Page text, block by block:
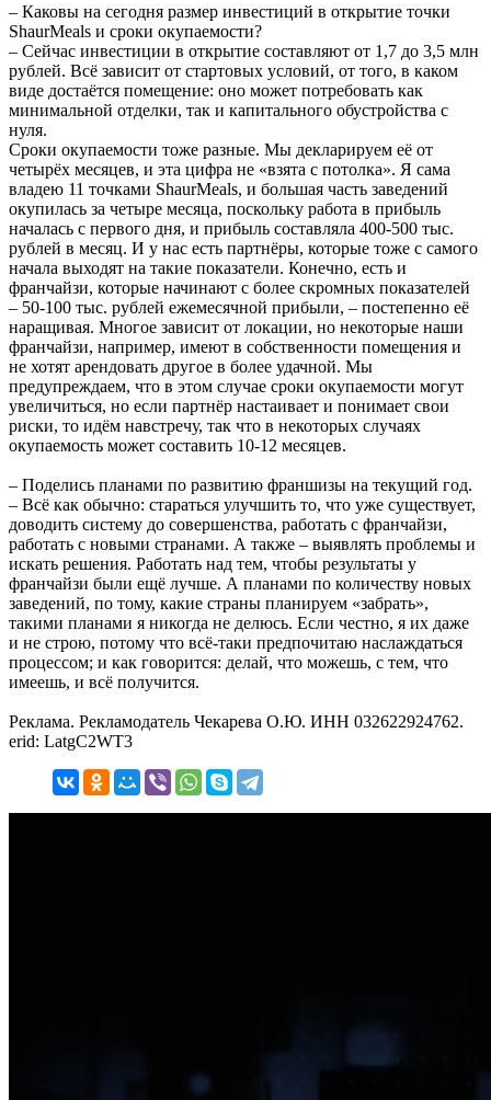
– Каковы на сегодня размер инвестиций в открытие точки
ShaurMeals и сроки окупаемости?
– Сейчас инвестиции в открытие составляют от 1,7 до 3,5 млн
рублей. Всё зависит от стартовых условий, от того, в каком
виде достаётся помещение: оно может потребовать как
минимальной отделки, так и капитального обустройства с
нуля.
Сроки окупаемости тоже разные. Мы декларируем её от
четырёх месяцев, и эта цифра не «взята с потолка». Я сама
владею 11 точками ShaurMeals, и большая часть заведений
окупилась за четыре месяца, поскольку работа в прибыль
началась с первого дня, и прибыль составляла 400-500 тыс.
рублей в месяц. И у нас есть партнёры, которые тоже с самого
начала выходят на такие показатели. Конечно, есть и
франчайзи, которые начинают с более скромных показателей
– 50-100 тыс. рублей ежемесячной прибыли, – постепенно её
наращивая. Многое зависит от локации, но некоторые наши
франчайзи, например, имеют в собственности помещения и
не хотят арендовать другое в более удачной. Мы
предупреждаем, что в этом случае сроки окупаемости могут
увеличиться, но если партнёр настаивает и понимает свои
риски, то идём навстречу, так что в некоторых случаях
окупаемость может составить 10-12 месяцев.
– Поделись планами по развитию франшизы на текущий год.
– Всё как обычно: стараться улучшить то, что уже существует,
доводить систему до совершенства, работать с франчайзи,
работать с новыми странами. А также – выявлять проблемы и
искать решения. Работать над тем, чтобы результаты у
франчайзи были ещё лучше. А планами по количеству новых
заведений, по тому, какие страны планируем «забрать»,
такими планами я никогда не делюсь. Если честно, я их даже
и не строю, потому что всё-таки предпочитаю наслаждаться
процессом; и как говорится: делай, что можешь, с тем, что
имеешь, и всё получится.
Реклама. Рекламодатель Чекарева О.Ю. ИНН 032622924762.
erid: LatgC2WT3